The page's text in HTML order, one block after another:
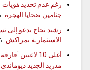
رغم عدم تحديد
جثامين ضحايا الهجرة
رشيد نجاح يدعو إلى
الاستثمارية بمراكش
مدريد الجديد ديوماندي